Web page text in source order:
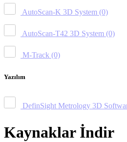
AutoScan-K 3D System (0)
AutoScan-T42 3D System (0)
M-Track (0)
Yazılım
DefinSight Metrology 3D
Kaynaklar İndir